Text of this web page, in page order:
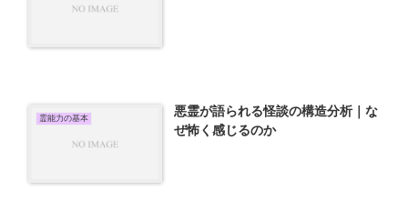
霊能力の基本
悪霊が語られる怪談の構造分析｜な
ぜ怖く感じるのか